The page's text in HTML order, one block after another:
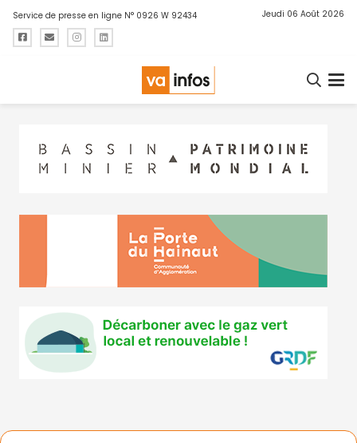
Service de presse en ligne N° 0926 W 92434 Jeudi 06 Août 2026